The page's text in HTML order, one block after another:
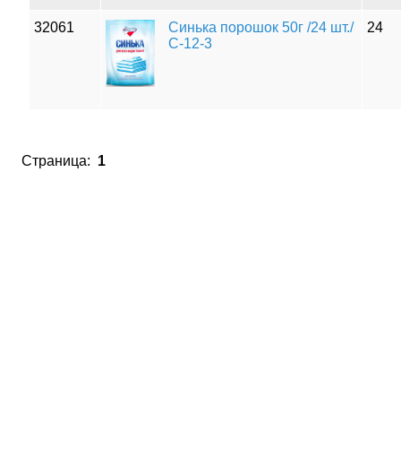
32061
Синька порошок 50г /24 шт./
С-12-3
24
Страница: 1